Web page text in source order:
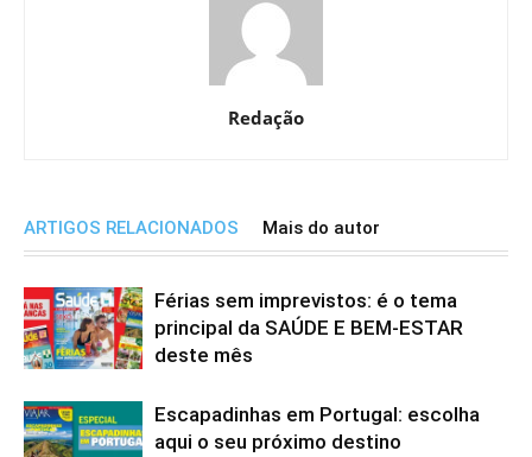
Redação
ARTIGOS RELACIONADOS Mais do autor
Férias sem imprevistos: é o tema
principal da SAÚDE E BEM-ESTAR
deste mês
Escapadinhas em Portugal: escolha
aqui o seu próximo destino